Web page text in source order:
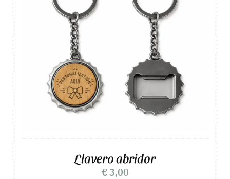
Llavero abridor
€3,00